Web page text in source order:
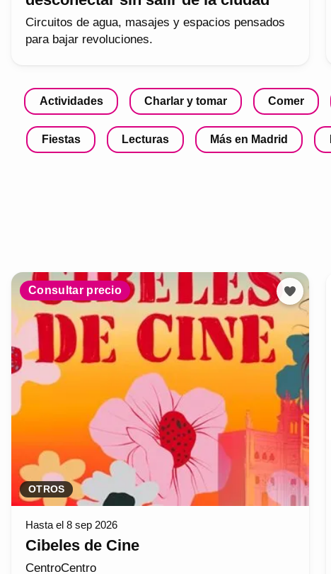
Circuitos de agua, masajes y espacios pensados
para bajar revoluciones.
Actividades Charlar y tomar Comer
Fiestas Lecturas Más en Madrid
Consultar precio
OTROS
Hasta el 8 sep 2026
Cibeles de Cine
CentroCentro